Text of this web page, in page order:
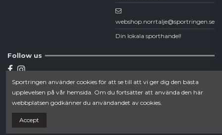
webshop.norrtalje@sportringen.se
Din lokala sporthandel!
Follow us
Newsletter
Sportringen använder cookies för att se till att vi ger dig den bästa
upplevelsen på vår hemsida. Om du fortsätter att använda den här
webbplatsen godkänner du användandet av cookies.
Accept